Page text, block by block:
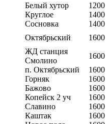
Белый хутор
1200
Круглое
1400
Сосновка
1400
Октябрьский 1600
ЖД станция
Смолино
1600
п. Октябрьский
1600
Горняк
1600
Бажово
1600
Копейск 2 уч
1600
Славино
1600
Каштак
1600